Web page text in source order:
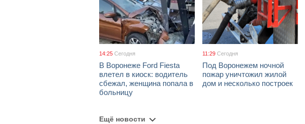
14:25 Сегодня
В Воронеже Ford Fiesta
влетел в киоск: водитель
сбежал, женщина попала в
больницу
11:29 Сегодня
Под Воронежем ночной
пожар уничтожил жилой
дом и несколько построек
Ещё новости